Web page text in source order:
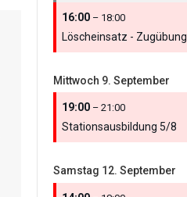
16:00 – 18:00
Löscheinsatz - Zugübung
Mittwoch 9. September
19:00 – 21:00
Stationsausbildung 5/8
Samstag 12. September